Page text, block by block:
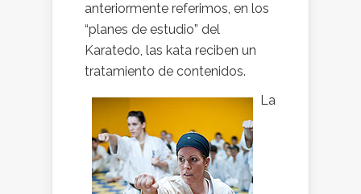
anteriormente referimos, en los
“planes de estudio” del
Karatedo, las kata reciben un
tratamiento de contenidos.
La